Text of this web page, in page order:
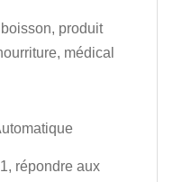
produit
médical
répondre aux